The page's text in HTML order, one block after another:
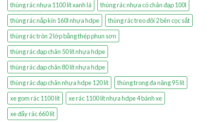
thùng rác nhựa 1100 lít xanh lá
thùng rác nhựa có chân đạp 100l
thùng rác nắp kín 160l nhựa hdpe
thùng rác treo đôi 2 bên cọc sắt
thùng rác tròn 2 lớp bằng thép phun sơn
thùng rác đạp chân 50 lít nhựa hdpe
thùng rác đạp chân 80 lít nhựa hdpe
thùng rác đạp chân nhựa hdpe 120 lít
thùng trong đa năng 95 lít
xe gom rác 1100 lít
xe rác 1100 lít nhựa hdpe 4 bánh xe
xe đẩy rác 660 lít